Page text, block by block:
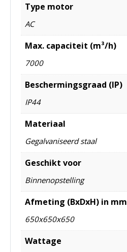
Type motor
AC
Max. capaciteit (m³/h)
7000
Beschermingsgraad (IP)
IP44
Materiaal
Gegalvaniseerd staal
Geschikt voor
Binnenopstelling
Afmeting (BxDxH) in mm
650x650x650
Wattage